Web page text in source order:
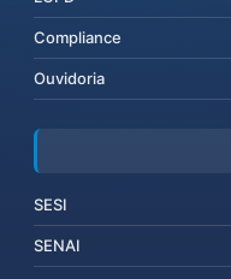
Compliance
Ouvidoria
SESI
SENAI